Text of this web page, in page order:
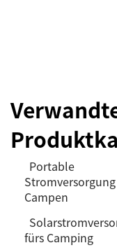
Portable
Campen
fürs Camping